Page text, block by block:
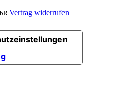
Vertrag widerrufen